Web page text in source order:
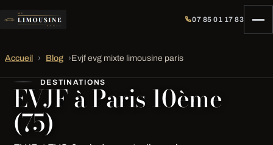
07 85 01 17 83
Accueil › Blog ›Evjf evg mixte limousine paris
DESTINATIONS
EVJF à Paris 10ème
(75)